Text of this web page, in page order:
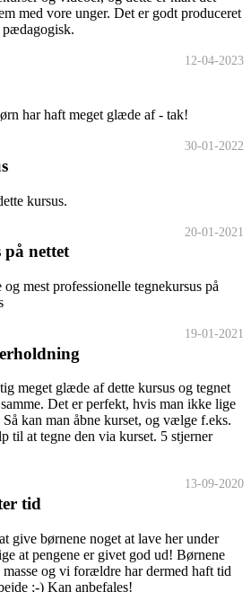
med vore unger. Det er godt produceret
pædagogisk.
12-04-2023
har haft meget glæde af - tak!
30-01-2022
kursus.
20-01-2021
på nettet
mest professionelle tegnekursus på
19-01-2021
meget glæde af dette kursus og tegnet
Det er perfekt, hvis man ikke lige
kan man åbne kurset, og vælge f.eks.
til at tegne den via kurset. 5 stjerner
13-09-2020
tid
give børnene noget at lave her under
at pengene er givet god ud! Børnene
og vi forældre har dermed haft tid
;-) Kan anbefales!